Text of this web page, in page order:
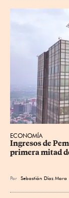
ECONOMÍA
Ingresos de
primera mitad
Por Sebastián Díaz Mora